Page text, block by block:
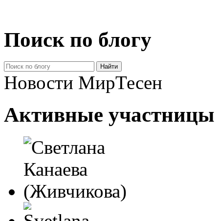
Поиск по блогу
Новости МирТесен
Активные участницы